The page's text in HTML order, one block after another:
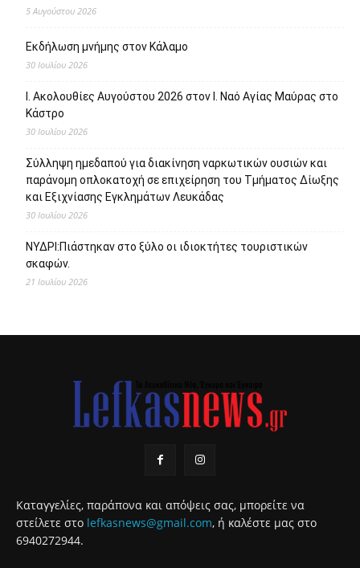
5 Αυγούστου 2026
Εκδήλωση μνήμης στον Κάλαμο
30 Ιουλίου 2026
Ι. Ακολουθίες Αυγούστου 2026 στον Ι. Ναό Αγίας Μαύρας στο
Κάστρο
30 Ιουλίου 2026
Σύλληψη ημεδαπού για διακίνηση ναρκωτικών ουσιών και
παράνομη οπλοκατοχή σε επιχείρηση του Τμήματος Δίωξης
και Εξιχνίασης Εγκλημάτων Λευκάδας
30 Ιουλίου 2026
ΝΥΔΡΙ:Πιάστηκαν στο ξύλο οι ιδιοκτήτες τουριστικών
σκαφών.
21 Ιουλίου 2026
Καταγγελίες, παράπονα και απόψεις σας, μπορείτε να
στείλετε στο lefkasnews@gmail.com, ή καλέστε μας στο
6940272944.